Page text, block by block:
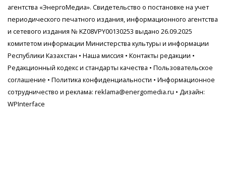
агентства «ЭнергоМедиа». Свидетельство о постановке на учет
периодического печатного издания, информационного агентства
и сетевого издания № KZ08VPY00130253 выдано 26.09.2025
комитетом информации Министерства культуры и информации
Республики Казахстан • Наша миссия • Контакты редакции •
Редакционный кодекс и стандарты качества • Пользовательское
соглашение • Политика конфиденциальности • Информационное
сотрудничество и реклама: reklama@energomedia.ru • Дизайн:
WPInterface